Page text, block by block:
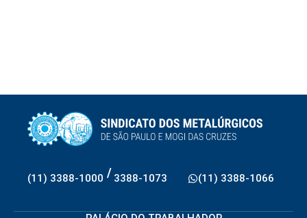
(11) 3388-1000 / 3388-1073 (11) 3388-1066